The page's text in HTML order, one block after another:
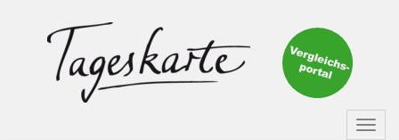
Keine Nachricht mehr
verpassen!